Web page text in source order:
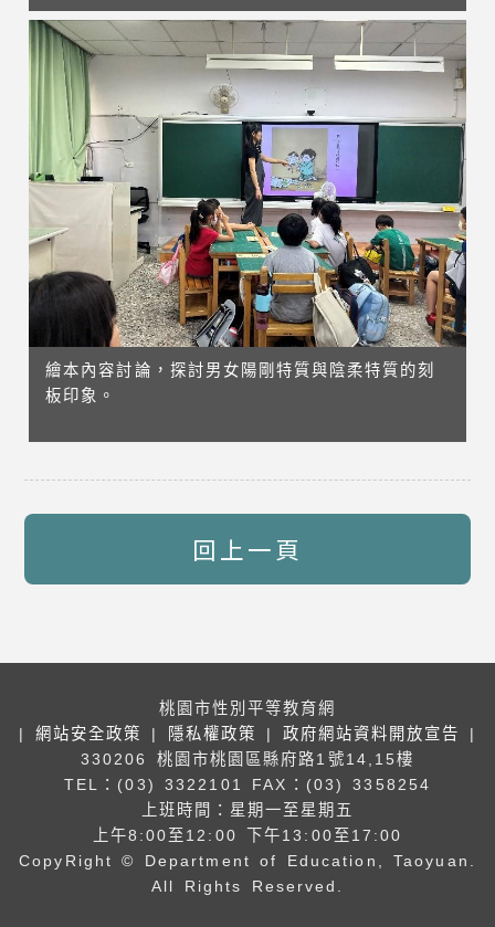
繪本內容討論，探討男女陽剛特質與陰柔特質的刻
板印象。
回上一頁
桃園市性別平等教育網
| 網站安全政策 | 隱私權政策 | 政府網站資料開放宣告
|
330206 桃園市桃園區縣府路1號14,15樓
TEL：(03) 3322101
FAX：(03) 3358254
上班時間：星期一至星期五
上午8:00至12:00 下午13:00至17:00
CopyRight © Department of Education, Taoyuan.
All Rights Reserved.